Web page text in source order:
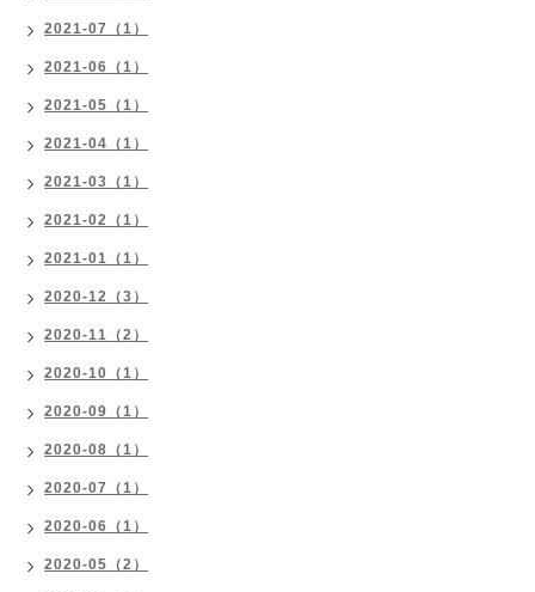
2021-07（1）
2021-06（1）
2021-05（1）
2021-04（1）
2021-03（1）
2021-02（1）
2021-01（1）
2020-12（3）
2020-11（2）
2020-10（1）
2020-09（1）
2020-08（1）
2020-07（1）
2020-06（1）
2020-05（2）